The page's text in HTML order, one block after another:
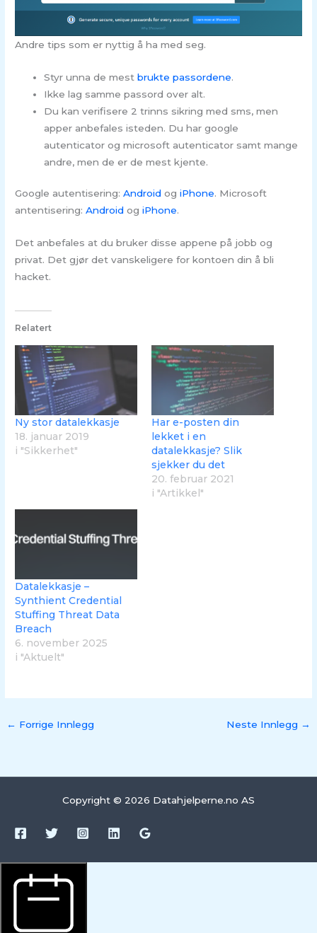
Andre tips som er nyttig å ha med seg.
Styr unna de mestbrukte passordene.
Ikke lag samme passord over alt.
Du kan verifisere 2 trinns sikring med sms, men
apper anbefales isteden. Du har google
autenticator og microsoft autenticator samt mange
andre, men de er de mest kjente.
Google autentisering:Android ogiPhone. Microsoft
antentisering:AndroidogiPhone.
Det anbefales at du bruker disse appene på jobb og
privat. Det gjør det vanskeligere for kontoen din å bli
hacket.
Relatert
Ny stor datalekkasje
18. januar 2019
i "Sikkerhet"
Har e-posten din
lekket i en
datalekkasje? Slik
sjekker du det
20. februar 2021
i "Artikkel"
Datalekkasje –
Synthient Credential
Stuffing Threat Data
Breach
6. november 2025
i "Aktuelt"
← Forrige Innlegg Neste Innlegg →
Copyright © 2026 Datahjelperne.no AS